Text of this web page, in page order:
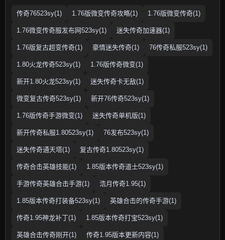
传奇76523sy(1) 1.76版微变传奇攻略(1) 1.76版微变传奇(1)
1.76微变传奇服发布网523sy(1) 迷失传奇加速器(1)
1.76版复古超变传奇(1) 豪情迷失传奇(1) 76传奇私服523sy(1)
1.80火龙传奇523sy(1) 1.76版传奇微变(1)
新开1.80火龙523sy(1) 迷失传奇卡无敌(1)
微变复古传奇523sy(1) 新开76传奇523sy(1)
1.76版传奇手游微变(1) 迷失传奇单机版(1)
新开传奇私服1.80523sy(1) 76发布523sy(1)
迷失传奇通天塔(1) 复古传奇1.80523sy(1)
传奇合击英雄技能(1) 1.85版本传奇道士523sy(1)
手游传奇英雄合击手游(1) 浩月传奇1.95(1)
1.85版本传奇打装备523sy(1) 英雄合击的传奇手游(1)
传奇1.95神龙补丁(1) 1.85版本传奇打宝523sy(1)
英雄合击传奇刚开(1) 传奇1.95版本更新内容(1)